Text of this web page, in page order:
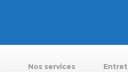
Nos services